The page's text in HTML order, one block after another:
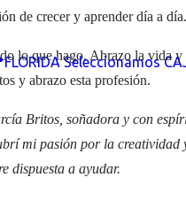
Seleccionamos
de crecer y aprender día a día.
lo que hago. Abrazo la vida y
y abrazo esta profesión.
Britos, soñadora y con
mi pasión por la creatividad
dispuesta a ayudar.